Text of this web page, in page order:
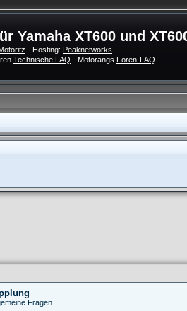
Yamaha XT600 und
- Hosting: Peaknetworks
Technische FAQ - Motorangs Foren-FAQ
Fragen